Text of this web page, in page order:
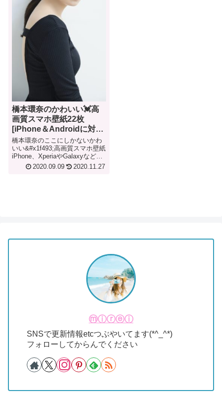
橋本環奈のかわいい💓高
画質スマホ壁紙22枚
[iPhone＆Androidに対
応]
橋本環奈のここにしかないかわ
いい&#x1f493;高画質スマホ壁紙
iPhone、XperiaやGalaxyなどの
Androidスマホに対応!!
2020.09.09 2020.11.27
ⓜⓘⓡⓔⓘ
SNSで更新情報etcつぶやいてます(*^_^*)
フォローしてからんでください